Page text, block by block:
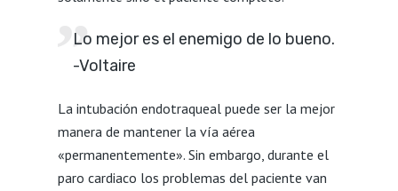
Lo mejor es el enemigo de lo bueno.
-Voltaire
La intubación endotraqueal puede ser la mejor
manera de mantener la vía aérea
«permanentemente». Sin embargo, durante el
paro cardiaco los problemas del paciente van